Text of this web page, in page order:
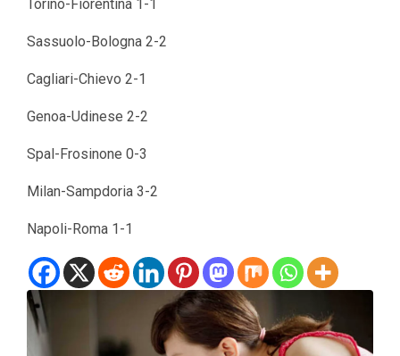
Torino-Fiorentina 1-1
Sassuolo-Bologna 2-2
Cagliari-Chievo 2-1
Genoa-Udinese 2-2
Spal-Frosinone 0-3
Milan-Sampdoria 3-2
Napoli-Roma 1-1